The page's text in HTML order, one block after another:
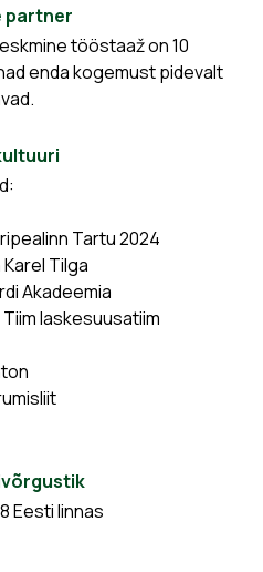
partner
tööstaaž on 10
enda kogemust pidevalt
Tartu 2024
Tilga
Akadeemia
laskesuusatiim
Eesti linnas